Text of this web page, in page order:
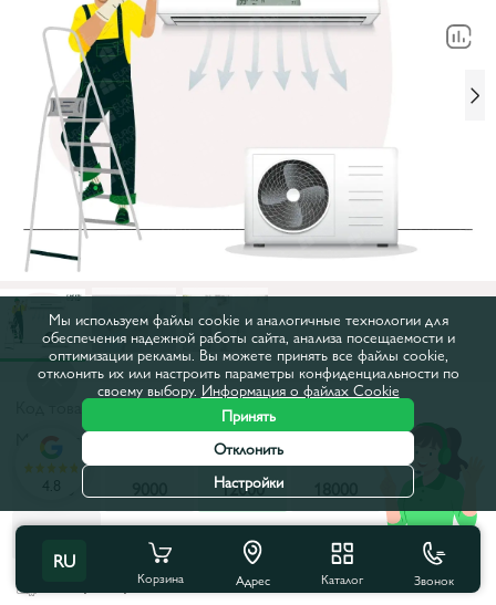
Код товара:30041
Мощность, BTU:12000
7000
12000
24000
Все характеристики
RU
Корзина Адрес Каталог Звонок
4.8
Мы используем файлы cookie и аналогичные технологии для
обеспечения надежной работы сайта, анализа посещаемости и
оптимизации рекламы. Вы можете принять все файлы cookie,
отклонить их или настроить параметры конфиденциальности по
своему выбору. Информация о файлах Cookie
Принять
Отклонить
Настройки